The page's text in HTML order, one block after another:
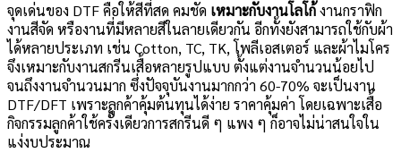
จุดเด่นของ DTF คือให้สีที่สด คมชัด เหมาะกับงานโลโก้งานกราฟิก
งานสีจัด หรืองานที่มีหลายสีในลายเดียวกัน อีกทั้งยังสามารถใช้กับผ้า
ได้หลายประเภท เช่น Cotton, TC, TK, โพลีเอสเตอร์ และผ้าไมโคร
จึงเหมาะกับงานสกรีนเสื้อหลายรูปแบบ ตั้งแต่งานจำนวนน้อยไป
จนถึงงานจำนวนมาก ซึ่งปัจจุบันงานมากกว่า 60-70% จะเป็นงาน
DTF/DFT เพราะลูกค้าคุ้มต้นทุนได้ง่าย ราคาคุ้มค่า โดยเฉพาะเสื้อ
กิจกรรมลูกค้าใช้ครั้งเดียวการสกรีนดี ๆ แพง ๆ ก็อาจไม่น่าสนใจใน
แง่งบประมาณ